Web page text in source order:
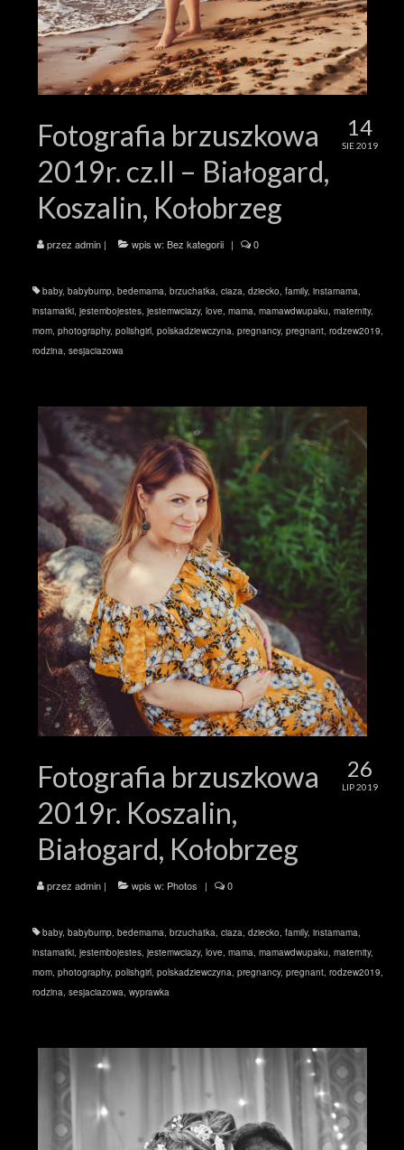
14
SIE 2019
Fotografia brzuszkowa
2019r. cz.II – Białogard,
Koszalin, Kołobrzeg
przez admin | wpis w: Bez kategorii | 0
baby, babybump, bedemama, brzuchatka, ciaza, dziecko, family, instamama,
instamatki, jestembojestes, jestemwciazy, love, mama, mamawdwupaku, maternity,
mom, photography, polishgirl, polskadziewczyna, pregnancy, pregnant, rodzew2019,
rodzina, sesjaciazowa
26
LIP 2019
Fotografia brzuszkowa
2019r. Koszalin,
Białogard, Kołobrzeg
przez admin | wpis w: Photos | 0
baby, babybump, bedemama, brzuchatka, ciaza, dziecko, family, instamama,
instamatki, jestembojestes, jestemwciazy, love, mama, mamawdwupaku, maternity,
mom, photography, polishgirl, polskadziewczyna, pregnancy, pregnant, rodzew2019,
rodzina, sesjaciazowa, wyprawka